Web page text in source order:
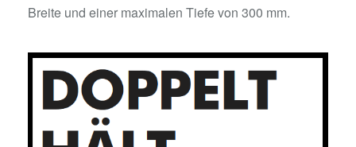
Breite und einer maximalen Tiefe von 300 mm.